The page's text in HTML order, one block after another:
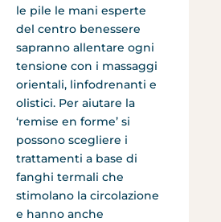
le pile le mani esperte
del centro benessere
sapranno allentare ogni
tensione con i massaggi
orientali, linfodrenanti e
olistici. Per aiutare la
‘remise en forme’ si
possono scegliere i
trattamenti a base di
fanghi termali che
stimolano la circolazione
e hanno anche